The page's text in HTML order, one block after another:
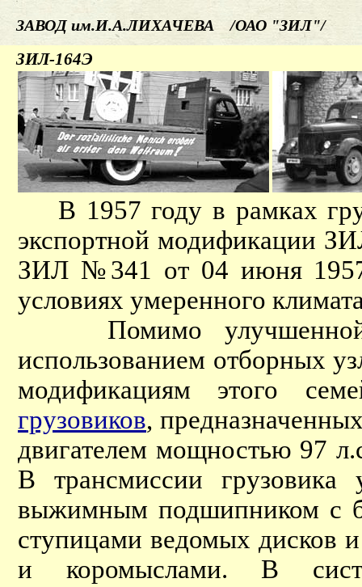
ЗАВОД им.И.А.ЛИХАЧЕВА /ОАО "ЗИЛ"/
ЗИЛ-164Э
В 1957 году в рамках
экспортной модификации
ЗИЛ №341 от 04 июня 1957
условиях умеренного
Помимо улучшенной
использованием отборных
модификациям этого
грузовиков,
двигателем мощностью 97
В трансмиссии грузовика
выжимным подшипником с
ступицами ведомых дисков
и коромыслами. В